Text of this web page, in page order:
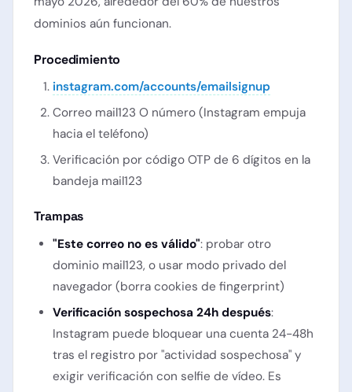
dominios aún funcionan.
Procedimiento
instagram.com/accounts/emailsignup
Correo mail123 O número (Instagram empuja
hacia el teléfono)
Verificación por código OTP de 6 dígitos en la
bandeja mail123
Trampas
"Este correo no es válido": probar otro
dominio mail123, o usar modo privado del
navegador (borra cookies de fingerprint)
Verificación sospechosa 24h después:
Instagram puede bloquear una cuenta 24-48h
tras el registro por "actividad sospechosa" y
exigir verificación con selfie de vídeo. Es